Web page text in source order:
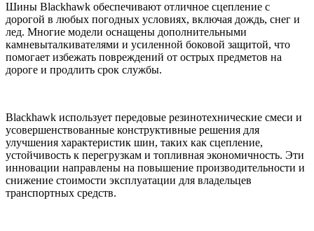
Шины Blackhawk обеспечивают отличное сцепление с
дорогой в любых погодных условиях, включая дождь, снег и
лед. Многие модели оснащены дополнительными
камневыталкивателями и усиленной боковой защитой, что
помогает избежать повреждений от острых предметов на
дороге и продлить срок службы.
Blackhawk использует передовые резинотехнические смеси и
усовершенствованные конструктивные решения для
улучшения характеристик шин, таких как сцепление,
устойчивость к перегрузкам и топливная экономичность. Эти
инновации направлены на повышение производительности и
снижение стоимости эксплуатации для владельцев
транспортных средств.